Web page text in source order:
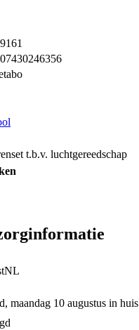
t.b.v. luchtgereedschap
maandag 10 augustus in huis